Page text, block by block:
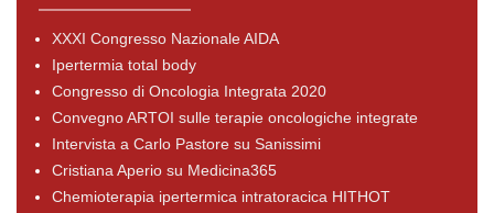
XXXI Congresso Nazionale AIDA
Ipertermia total body
Congresso di Oncologia Integrata 2020
Convegno ARTOI sulle terapie oncologiche integrate
Intervista a Carlo Pastore su Sanissimi
Cristiana Aperio su Medicina365
Chemioterapia ipertermica intratoracica HITHOT